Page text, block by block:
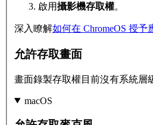
啟用攝影機存取權。
深入瞭解如何在 ChromeOS 授
允許存取畫面
畫面錄製存取權目前沒有系統層
macOS